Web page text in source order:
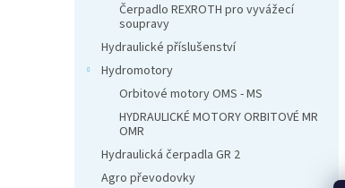
Čerpadlo REXROTH pro vyvážecí
soupravy
Hydraulické příslušenství
Hydromotory
Orbitové motory OMS - MS
HYDRAULICKÉ MOTORY ORBITOVÉ MR
OMR
Hydraulická čerpadla GR 2
Agro převodovky